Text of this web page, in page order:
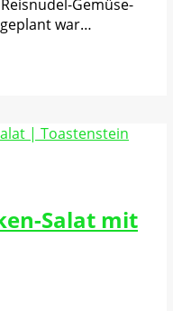
Gemüse-
war…
Salat mit